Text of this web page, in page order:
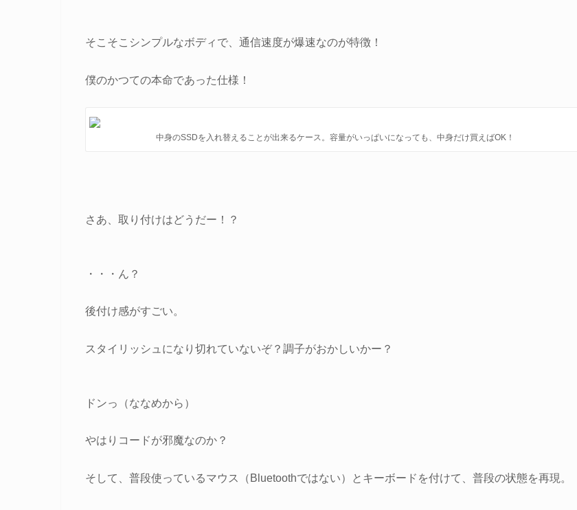
そこそこシンプルなボディで、通信速度が爆速なのが特徴！
僕のかつての本命であった仕様！
中身のSSDを入れ替えることが出来るケース。容量がいっぱいになっても、中身だけ買えばOK！
さあ、取り付けはどうだー！？
・・・ん？
後付け感がすごい。
スタイリッシュになり切れていないぞ？調子がおかしいかー？
ドンっ（ななめから）
やはりコードが邪魔なのか？
そして、普段使っているマウス（Bluetoothではない）とキーボードを付けて、普段の状態を再現。